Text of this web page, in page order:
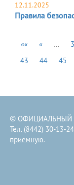
12.11.2025
Правила
«« « …
43
44 45
© ОФИЦИАЛЬНЫЙ
Тел. (8442) 30-13-
приемную.